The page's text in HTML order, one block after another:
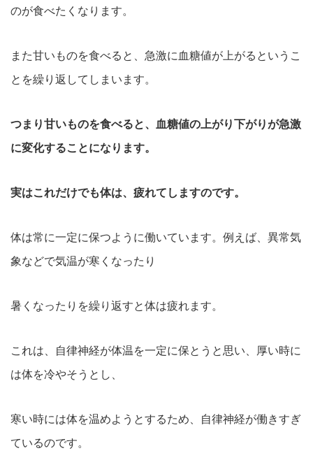
のが食べたくなります。
また甘いものを食べると、急激に血糖値が上がるというこ
とを繰り返してしまいます。
つまり甘いものを食べると、血糖値の上がり下がりが急激
に変化することになります。
実はこれだけでも体は、疲れてしますのです。
体は常に一定に保つように働いています。例えば、異常気
象などで気温が寒くなったり
暑くなったりを繰り返すと体は疲れます。
これは、自律神経が体温を一定に保とうと思い、厚い時に
は体を冷やそうとし、
寒い時には体を温めようとするため、自律神経が働きすぎ
ているのです。